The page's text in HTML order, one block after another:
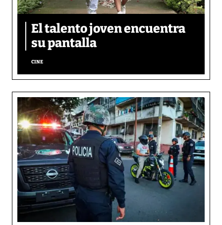
El talento joven encuentra
su pantalla​
CINE